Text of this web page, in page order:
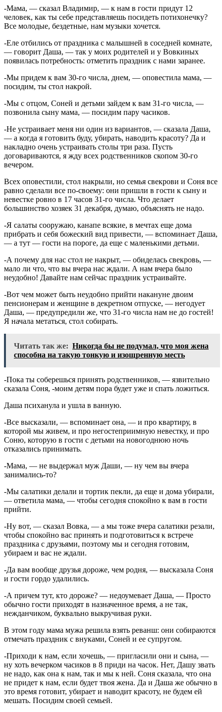
-Мама, — сказал Владимир, — к нам в гости придут 12
человек, как ты себе представляешь посидеть потихонечку?
Все молодые, бездетные, нам музыки хочется.
-Еле отбились от праздника с малышней в соседней комнате,
— говорит Даша, — так у моих родителей и у Вовкиных
появилась потребность: отметить праздник с нами заранее.
-Мы придем к вам 30-го числа, днем, — оповестила мама, —
посидим, ты стол накрой.
-Мы с отцом, Соней и детьми зайдем к вам 31-го числа, —
позвонила сыну мама, — посидим пару часиков.
-Не устраивает меня ни один из вариантов, — сказала Даша,
— а когда я готовить буду, убирать, наводить красоту? Да и
накладно очень устраивать столы три раза. Пусть
договариваются, я жду всех родственников скопом 30-го
вечером.
Всех оповестили, стол накрыли, но семья свекрови и Соня все
равно сделали все по-своему: они пришли в гости к сыну и
невестке ровно в 17 часов 31-го числа. Что делает
большинство хозяек 31 декабря, думаю, объяснять не надо.
-Я салаты сооружаю, канапе всякие, в мечтах еще дома
прибрать и себя божеский вид привести, — вспоминает Даша,
— а тут — гости на пороге, да еще с маленькими детьми.
-А почему для нас стол не накрыт, — обиделась свекровь, —
мало ли что, что вы вчера нас ждали. А нам вчера было
неудобно! Давайте нам сейчас праздник устраивайте.
-Вот чем может быть неудобно прийти накануне двоим
пенсионерам и женщине в декретном отпуске, — негодует
Даша, — предупредили же, что 31-го числа нам не до гостей!
Я начала метаться, стол собирать.
Читать так же: Никогда бы не подумал, что моя жена
способна на такую тонкую и изощренную месть
-Пока ты соберешься принять родственников, — язвительно
сказала Соня, -моим детям пора будет уже и спать ложиться.
Даша психанула и ушла в ванную.
-Все высказали, — вспоминает она, — и про квартиру, в
которой мы живем, и про негостеприимную невестку, и про
Соню, которую в гости с детьми на новогоднюю ночь
отказались принимать.
-Мама, — не выдержал муж Даши, — ну чем вы вчера
занимались-то?
-Мы салатики делали и тортик пекли, да еще и дома убирали,
— ответила мама, — чтобы сегодня спокойно к вам в гости
прийти.
-Ну вот, — сказал Вовка, — а мы тоже вчера салатики резали,
чтобы спокойно вас принять и подготовиться к встрече
праздника с друзьями, поэтому мы и сегодня готовим,
убираем и вас не ждали.
-Да вам вообще друзья дороже, чем родня, — высказала Соня
и гости гордо удалились.
-А причем тут, кто дороже? — недоумевает Даша, — Просто
обычно гости приходят в назначенное время, а не так,
нежданчиком, буквально выкручивая руки.
В этом году мама мужа решила взять реванш: они собираются
отмечать праздник с внуками, Соней и ее супругом.
-Приходи к нам, если хочешь, — пригласили они и сына, —
ну хоть вечерком часиков в 8 приди на часок. Нет, Дашу звать
не надо, как она к нам, так и мы к ней. Соня сказала, что она
не придет к нам, если будет твоя жена. Да и Даша же обычно в
это время готовит, убирает и наводит красоту, не будем ей
мешать. Посидим своей семьей.